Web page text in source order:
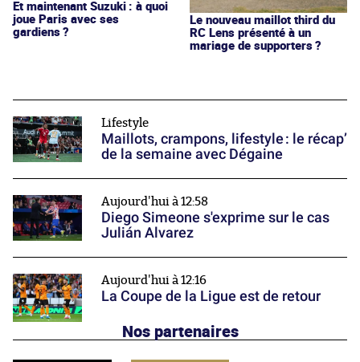
Et maintenant Suzuki : à quoi
joue Paris avec ses
gardiens ?
Le nouveau maillot third du
RC Lens présenté à un
mariage de supporters ?
Lifestyle
Maillots, crampons, lifestyle : le récap’
de la semaine avec Dégaine
Aujourd'hui à 12:58
Diego Simeone s'exprime sur le cas
Julián Alvarez
Aujourd'hui à 12:16
La Coupe de la Ligue est de retour
Nos partenaires